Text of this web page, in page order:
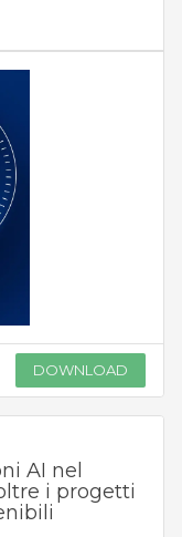
DOWNLOAD
AI nel
i progetti